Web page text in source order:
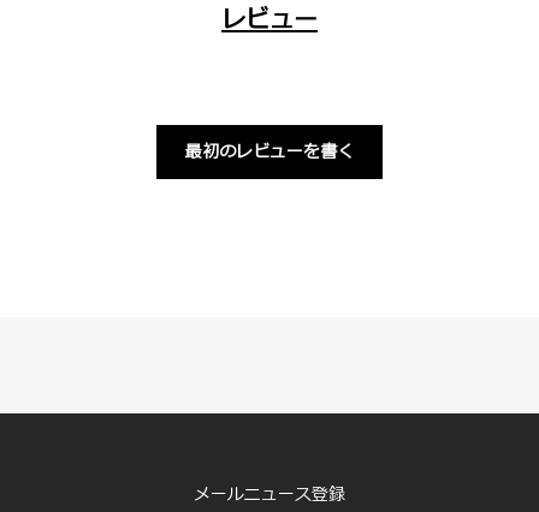
レビュー
最初のレビューを書く
メールニュース登録